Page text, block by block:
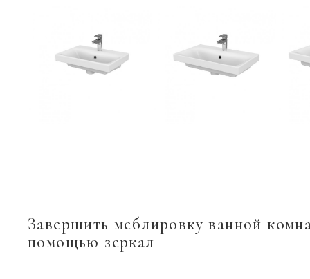
Завершить меблировку ванной
помощью зеркал